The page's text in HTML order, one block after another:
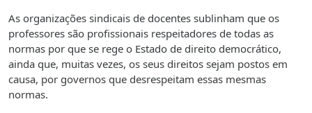
As organizações sindicais de docentes sublinham que os
professores são profissionais respeitadores de todas as
normas por que se rege o Estado de direito democrático,
ainda que, muitas vezes, os seus direitos sejam postos em
causa, por governos que desrespeitam essas mesmas
normas.